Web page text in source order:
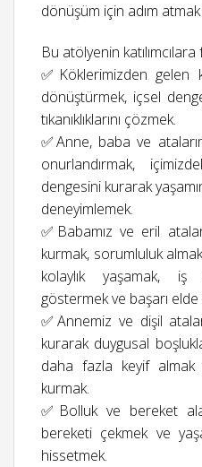
dönüşüm için adım
Bu atölyenin katılımcılara
✅Köklerimizden gelen
dönüştürmek, içsel
tıkanıklıklarını çözmek.
✅Anne, baba ve
onurlandırmak,
dengesini kurarak
deneyimlemek.
✅Babamız ve eril
kurmak, sorumluluk
kolaylık yaşamak, iş
göstermek ve başarı elde
✅Annemiz ve dişil
kurarak duygusal
daha fazla keyif almak
kurmak.
✅Bolluk ve bereket
bereketi çekmek ve
hissetmek.